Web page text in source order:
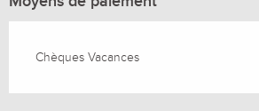
Chèques Vacances